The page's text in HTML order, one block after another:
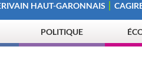
HAUT-GARONNAIS
POLITIQUE